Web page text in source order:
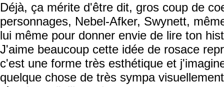
Déjà, ça mérite d'être dit, gros coup de
personnages, Nebel-Afker, Swynett,
lui même pour donner envie de lire ton
J'aime beaucoup cette idée de rosace
c'est une forme très esthétique et
quelque chose de très sympa